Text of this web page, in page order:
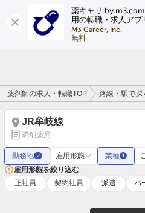
薬キャリ by
用の転職・求人アプ
M3 Career, Inc.
無料
薬剤師の求人・転職TOP 路線・駅で探
JR牟岐線
調剤薬局
勤務地 ✓ 雇用形態 業種 1
雇用形態を絞り込む
正社員
契約社員 派遣 パ